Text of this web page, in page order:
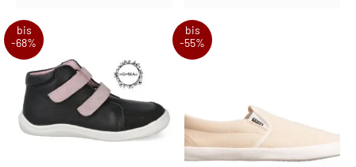
bis
-68%
bis
-55%